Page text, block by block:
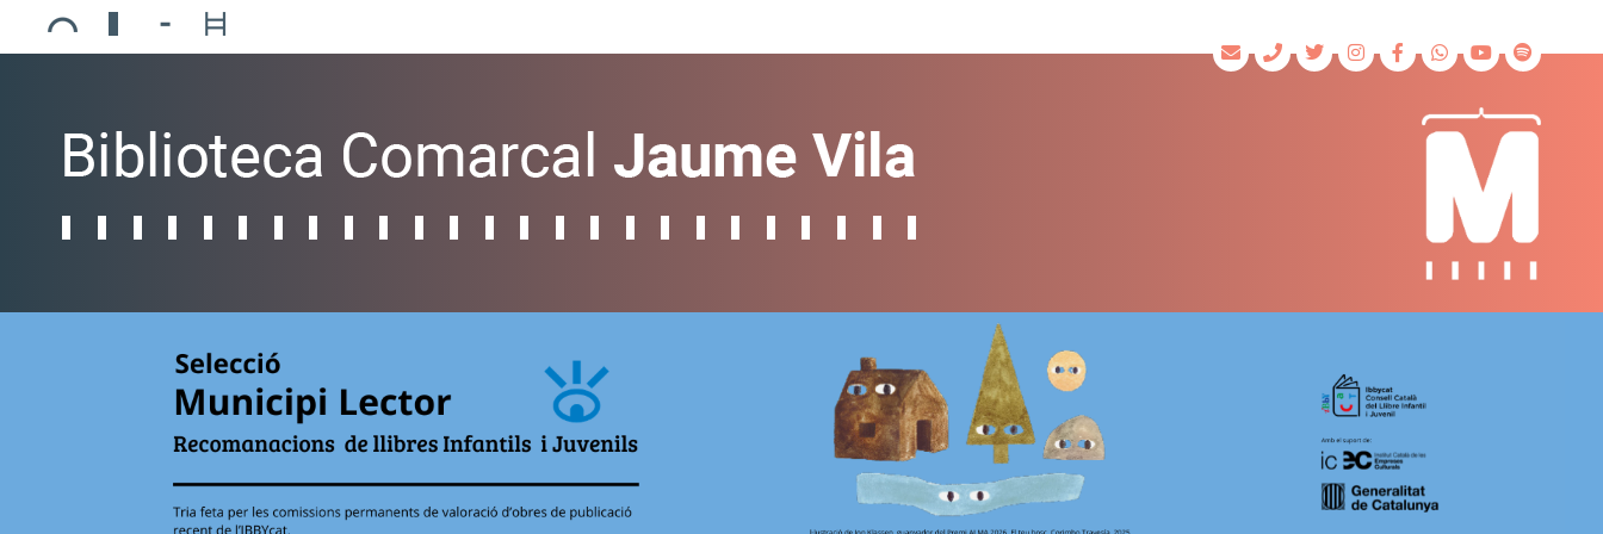
Ajuntament de Mollerussa
Biblioteca Comarcal Jaume Vila
Piscines de Mollerussa